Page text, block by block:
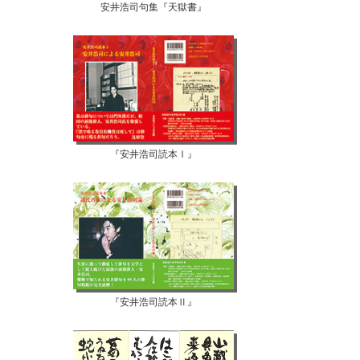
安井浩司句集『天獄書』
『安井浩司読本Ⅰ』
『安井浩司読本Ⅱ』